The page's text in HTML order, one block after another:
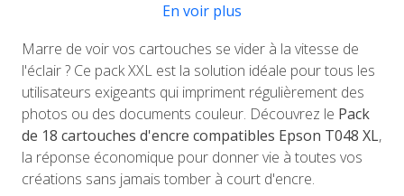
En voir plus
Marre de voir vos cartouches se vider à la vitesse de
l'éclair ? Ce pack XXL est la solution idéale pour tous les
utilisateurs exigeants qui impriment régulièrement des
photos ou des documents couleur. Découvrez le Pack
de 18 cartouches d'encre compatibles Epson T048 XL,
la réponse économique pour donner vie à toutes vos
créations sans jamais tomber à court d'encre.